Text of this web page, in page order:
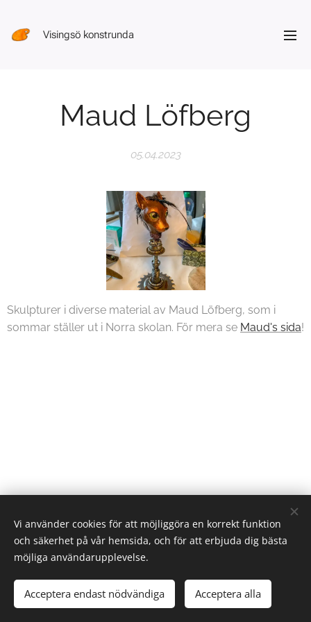
Visingsö konstrunda
Maud Löfberg
05.04.2023
Skulpturer i diverse material av Maud Löfberg, som i
sommar ställer ut i Norra skolan. För mera se Maud's sida!
Skapad medWebnode Cookies
Vi använder cookies för att möjliggöra en korrekt funktion
och säkerhet på vår hemsida, och för att erbjuda dig bästa
möjliga användarupplevelse.
Acceptera endast nödvändiga Acceptera alla